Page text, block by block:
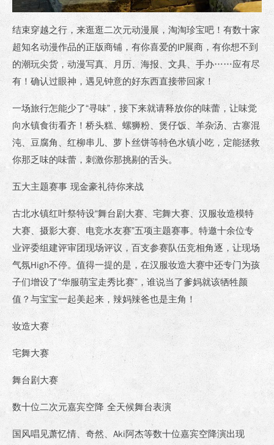
结束穿越之行，来逛逛二次元动漫展，淘淘珍宝吧！有数十家
超知名动漫作品的正版商铺，有你喜爱的IP展商，有你想不到
的潮玩尖货，动漫写真、月历、海报、文具、手办……应有尽
有！确认过眼神，遇见钟意的好东西直接带回家！
一场旅行怎能少了“寻味”，接下来就请释放你的味蕾，让味觉
向水镇食街看齐！桥头糕、螺狮粉、煲仔饭、羊杂汤、古寨混
沌、豆腐角、红柳串儿、萝卜丝饼等特色水镇小吃，定能拯救
你那乏味的味蕾，刺激你那挑剔的舌头。
五大主题赛事 现金豪礼待你来战
古北水镇红叶祭特设“舞台剧大赛、宅舞大赛、汉服妆造模特
大赛、摄影大赛、电竞水友赛”五项主题赛事。特邀十余位专
业评委组建评审团现场评议，百支参赛队伍竞相角逐，让现场
气氛High不停。值得一提的是，在汉服妆造大赛中还专门为孩
子们增设了“华服萌宝走秀比赛”，谁说当了爹妈就该牺牲颜
值？与宝宝一起美起来，辣妈辣爸也是主角！
妆造大赛
宅舞大赛
舞台剧大赛
数十位二次元嘉宾空降 全天候舞台表演
国风唱见萧忆情、奇然、Aki阿杰等数十位嘉宾空降演出现